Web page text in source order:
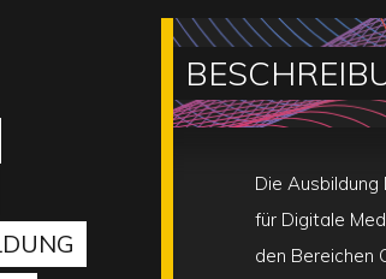
Die Ausbildung
für Digitale
den Bereichen